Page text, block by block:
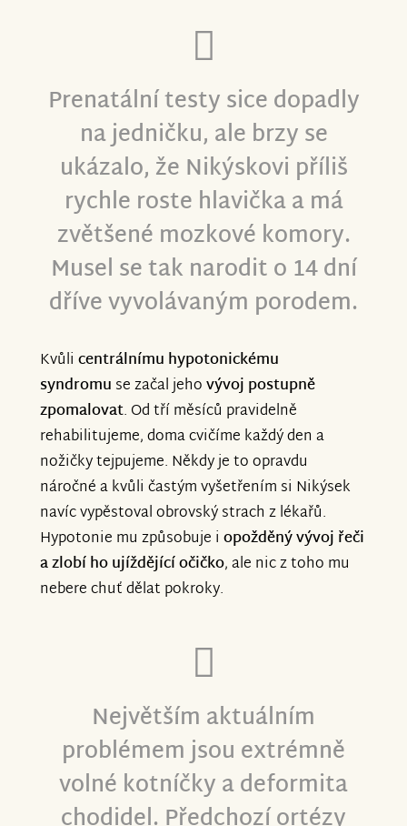
Prenatální testy sice dopadly
na jedničku, ale brzy se
ukázalo, že Nikýskovi příliš
rychle roste hlavička a má
zvětšené mozkové komory.
Musel se tak narodit o 14 dní
dříve vyvolávaným porodem.
Kvůli centrálnímu hypotonickému
syndromu se začal jehovývoj postupně
zpomalovat. Od tří měsíců pravidelně
rehabilitujeme, doma cvičíme každý den a
nožičky tejpujeme. Někdy je to opravdu
náročné a kvůli častým vyšetřením si Nikýsek
navíc vypěstoval obrovský strach z lékařů.
Hypotonie mu způsobuje i opožděný vývoj řeči
a zlobí ho ujíždějící očičko, ale nic z toho mu
nebere chuť dělat pokroky.
Největším aktuálním
problémem jsou extrémně
volné kotníčky a deformita